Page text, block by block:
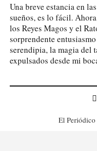
Una breve estancia en
sueños, es lo fácil.
los Reyes Magos y el
sorprendente
serendipia, la magia del
expulsados desde mi
El